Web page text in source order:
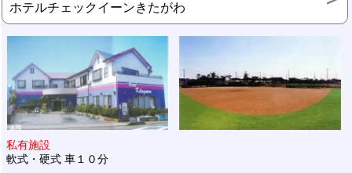
ホテルチェックイーンきたがわ
私有施設
軟式・硬式 車１０分